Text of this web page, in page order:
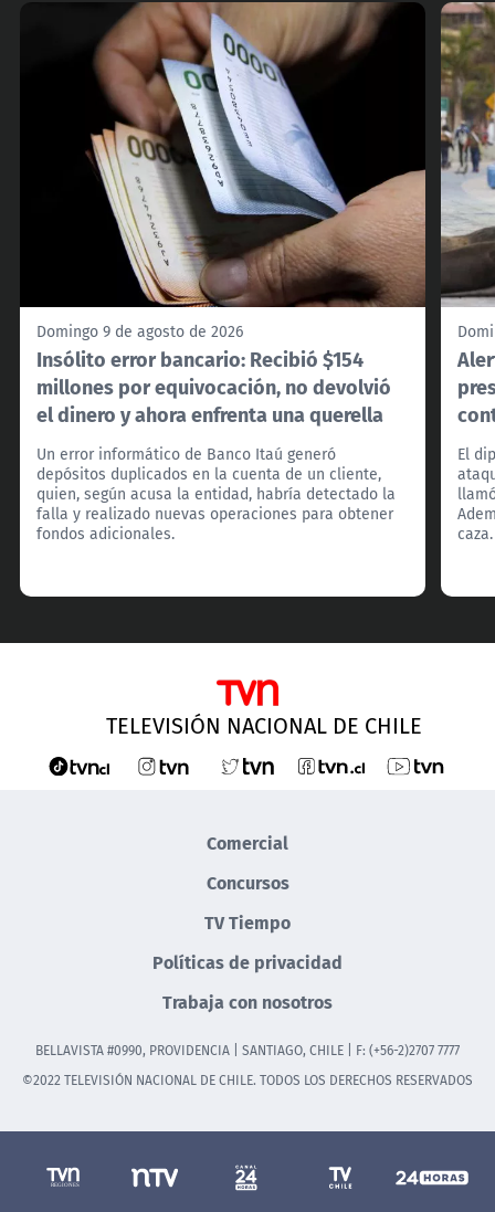
Domingo 9 de agosto de 2026
Insólito error bancario: Recibió $154
millones por equivocación, no devolvió
el dinero y ahora enfrenta una querella
Un error informático de Banco Itaú generó
depósitos duplicados en la cuenta de un cliente,
quien, según acusa la entidad, habría detectado la
falla y realizado nuevas operaciones para obtener
fondos adicionales.
El
caza.
TELEVISIÓN NACIONAL DE CHILE
Comercial
Concursos
TV Tiempo
Políticas de privacidad
Trabaja con nosotros
BELLAVISTA #0990, PROVIDENCIA | SANTIAGO, CHILE | F: (+56-2)2707 7777
©2022 TELEVISIÓN NACIONAL DE CHILE. TODOS LOS DERECHOS RESERVADOS